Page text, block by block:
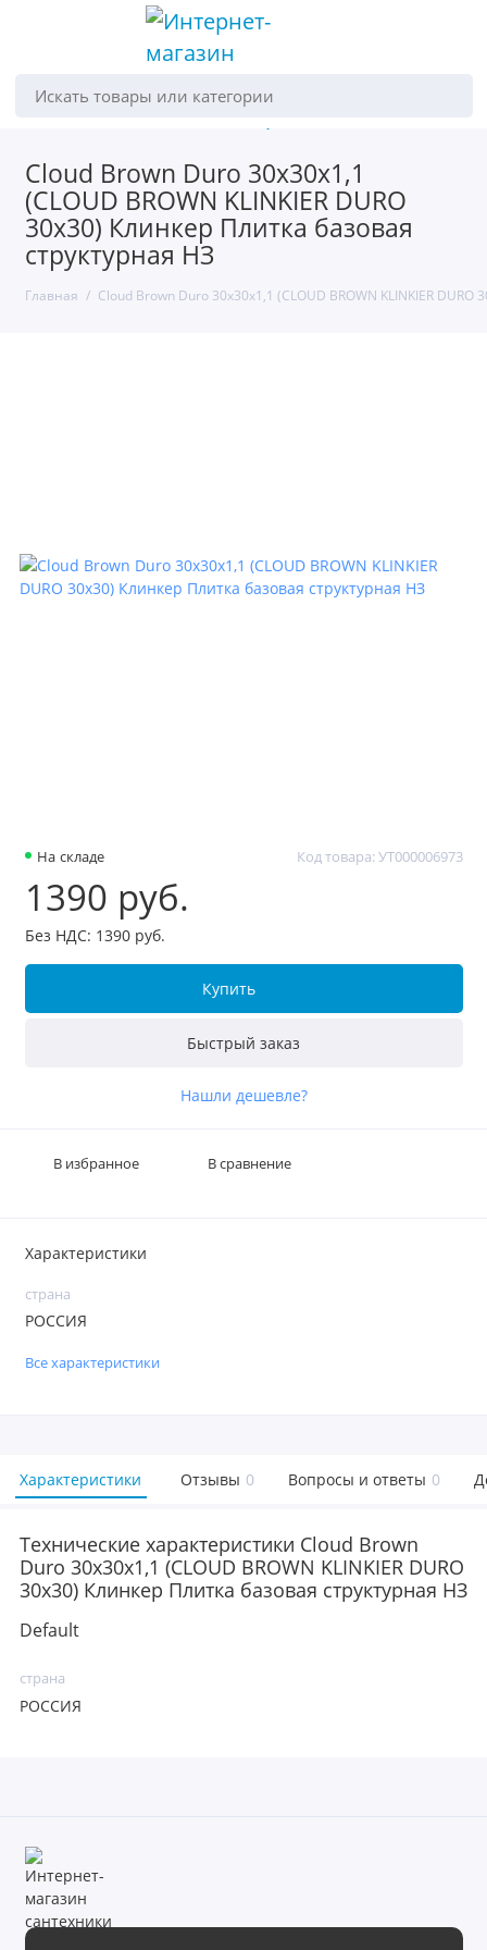
Искать товары или категории
Cloud Brown Duro 30х30х1,1
(CLOUD BROWN KLINKIER DURO
30х30) Клинкер Плитка базовая
структурная НЗ
Главная Cloud Brown Duro 30х30х1,1 (CLOUD BROWN KLINKIER
На складе Код товара: УТ000006973
1390 руб.
Без НДС: 1390 руб.
Купить
Быстрый заказ
Нашли дешевле?
В избранное В сравнение
Характеристики
страна
РОССИЯ
Все характеристики
Характеристики Отзывы 0 Вопросы и ответы 0
Технические характеристики Cloud Brown
Duro 30х30х1,1 (CLOUD BROWN KLINKIER DURO
30х30) Клинкер Плитка базовая структурная НЗ
Default
страна
РОССИЯ